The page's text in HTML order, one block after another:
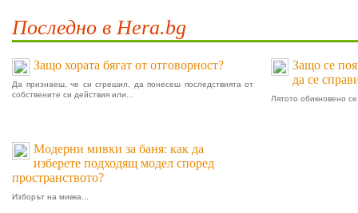
Последно в Hera.bg
Защо хората бягат от отговорност?
Да признаеш, че си сгрешил, да понесеш последствията от
собствените си действия или...
Защо се
да се
Лятото обикновено
Модерни мивки за баня: как да
изберете подходящ модел според
пространството?
Изборът на мивка...